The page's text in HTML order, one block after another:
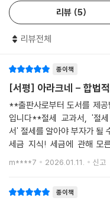
불안한 경기 속에서 돈을 모으
무리 열심히 저축하고 투자로
하면 재산을 모을 수 없다.
에 관해 잘 모른다면 큰 효과
이다. 기본기를 튼튼히 하고
은 매우 든든한 세무 컨설턴
있는지 구체적으로 알려 준다.
- 머니투데이
리뷰 5
리뷰전체
종이책
[서평] 아라크네 - 합법
**출판사로부터 도서를 제
입니다**절세 교과서, '절
서' 절세를 알아야 부자가 될
세금 지식! 세금에 관해 모
라!! "모르면 내고, 알면 아
m****7 2026.01.11. 신고
종이책